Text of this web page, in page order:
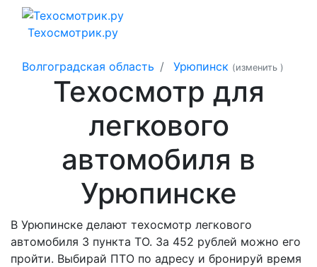
Техосмотрик.ру
Волгоградская область Урюпинск (изменить )
Техосмотр для
легкового
автомобиля в
Урюпинске
В Урюпинске делают техосмотр легкового
автомобиля 3 пункта ТО. За 452 рублей можно его
пройти. Выбирай ПТО по адресу и бронируй время